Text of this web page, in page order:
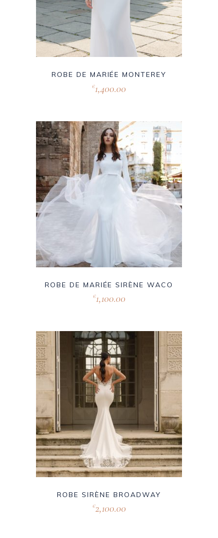
ROBE DE MARIÉE MONTEREY
€1,400.00
ROBE DE MARIÉE SIRÈNE WACO
€1,100.00
ROBE SIRÈNE BROADWAY
€2,100.00